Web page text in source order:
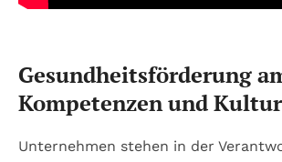
Gesundheitsförderung
Kompetenzen und
Unternehmen stehen in der